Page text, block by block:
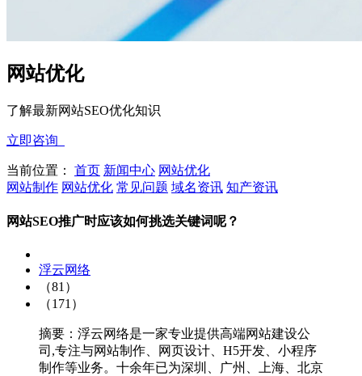
网站优化
了解最新网站SEO优化知识
立即咨询
当前位置： 首页 新闻中心 网站优化
网站制作 网站优化 常见问题 域名资讯 知产资讯
网站SEO推广时应该如何挑选关键词呢？
浮云网络
（81）
（171）
摘要：浮云网络是一家专业提供高端网站建设公
司,专注与网站制作、网页设计、H5开发、小程序
制作等业务。十余年已为深圳、广州、上海、北京